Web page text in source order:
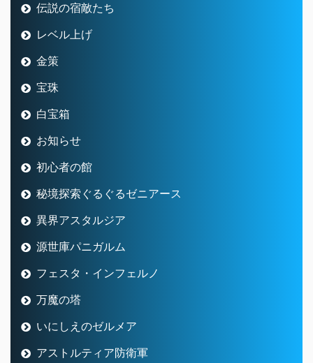
伝説の宿敵たち
レベル上げ
金策
宝珠
白宝箱
お知らせ
初心者の館
秘境探索ぐるぐるゼニアース
異界アスタルジア
源世庫パニガルム
フェスタ・インフェルノ
万魔の塔
いにしえのゼルメア
アストルティア防衛軍